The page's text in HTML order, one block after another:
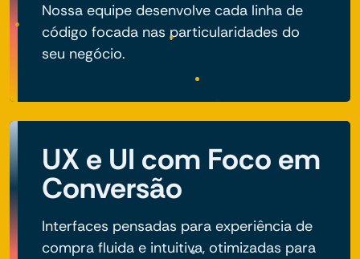
Nossa equipe desenvolve cada linha de
código focada nas particularidades do
seu negócio.
UX e UI com Foco em
Conversão
Interfaces pensadas para experiência de
compra fluida e intuitiva, otimizadas para